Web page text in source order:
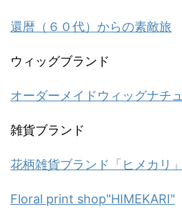
還暦（６０代）からの素敵旅
ウィッグブランド
オーダーメイドウィッグナチ
雑貨ブランド
花柄雑貨ブランド「ヒメカリ」
Floral print shop"HIMEKARI"